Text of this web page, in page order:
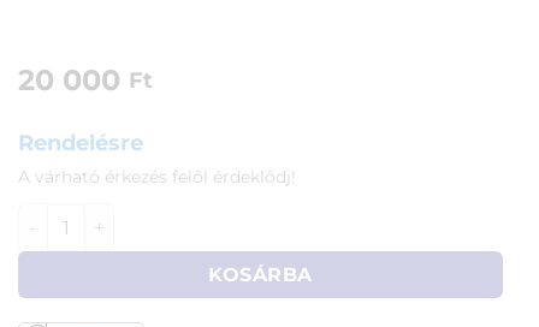
20 000 Ft
Rendelésre
A várható érkezés felől érdeklődj!
KOSÁRBA